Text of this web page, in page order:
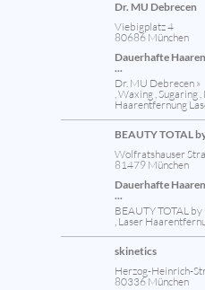
Dr. MU Debrecen
Viebigplatz 4
80686 München
Dauerhafte
...
Dr. MU Debrecen »
, Waxing , Sugaring ,
Haarentfernung
BEAUTY TOTAL
Wolfratshauser
81479 München
Dauerhafte
...
BEAUTY TOTAL by
, Laser
skinetics
Herzog-Heinrich-
80336 München